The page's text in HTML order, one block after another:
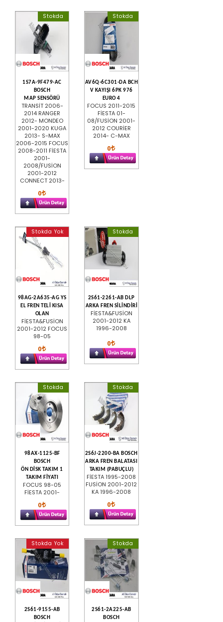
Stokda
1S7A-9F479-AC
BOSCH
MAP SENSÖRÜ
TRANSİT 2006-
2014 RANGER
2012- MONDEO
2001-2020 KUGA
2013- S-MAX
2006-2015 FOCUS
2008-2011 FİESTA
2001-
2008/FUSİON
2001-2012
CONNECT 2013-
0
Stokda
AV6Q-6C301-DA BCH
V KAYIŞI 6PK 976
EURO 4
FOCUS 2011-2015
FİESTA 01-
08/FUSİON 2001-
2012 COURİER
2014- C-MAX
0
Stokda Yok
98AG-2A635-AG YS
EL FREN TELİ KISA
OLAN
FİESTA&FUSİON
2001-2012 FOCUS
98-05
0
Stokda
2S61-2261-AB DLP
ARKA FREN SİLİNDİRİ
FİESTA&FUSİON
2001-2012 KA
1996-2008
0
Stokda
98AX-1125-BF
BOSCH
ÖN DİSK TAKIM 1
TAKIM FİYATI
FOCUS 98-05
FİESTA 2001-
0
Stokda
2S6J-2200-BA BOSCH
ARKA FREN BALATASI
TAKIM (PABUÇLU)
FİESTA 1995-2008
FUSİON 2001-2012
KA 1996-2008
0
Stokda Yok
2S61-9155-AB
BOSCH
Stokda
2S61-2A225-AB
BOSCH